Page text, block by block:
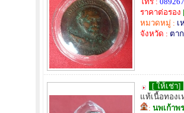
ราคาต่อรอง
หมวดหมู่ : เ
จังหวัด : ตาก
[ ให้เช่า]
แท้เนื้อทองเ
: นพเก้าพ